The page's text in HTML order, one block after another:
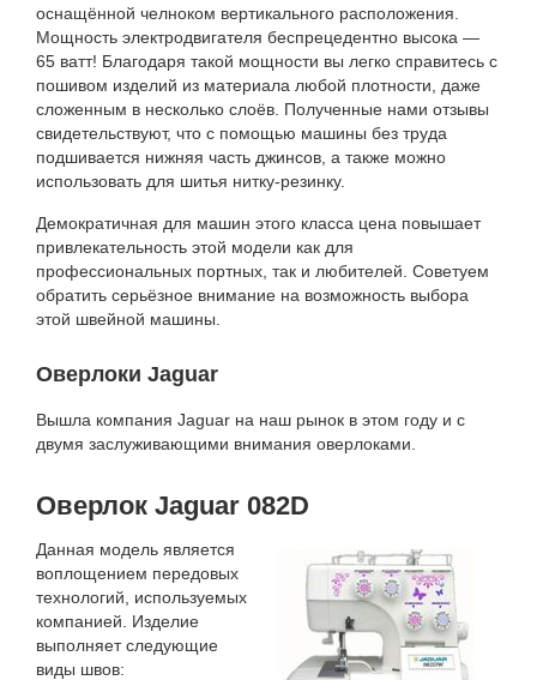
оснащённой челноком вертикального расположения.
Мощность электродвигателя беспрецедентно высока —
65 ватт! Благодаря такой мощности вы легко справитесь с
пошивом изделий из материала любой плотности, даже
сложенным в несколько слоёв. Полученные нами отзывы
свидетельствуют, что с помощью машины без труда
подшивается нижняя часть джинсов, а также можно
использовать для шитья нитку-резинку.
Демократичная для машин этого класса цена повышает
привлекательность этой модели как для
профессиональных портных, так и любителей. Советуем
обратить серьёзное внимание на возможность выбора
этой швейной машины.
Оверлоки Jaguar
Вышла компания Jaguar на наш рынок в этом году и с
двумя заслуживающими внимания оверлоками.
Оверлок Jaguar 082D
Данная модель является
воплощением передовых
технологий, используемых
компанией. Изделие
выполняет следующие
виды швов: